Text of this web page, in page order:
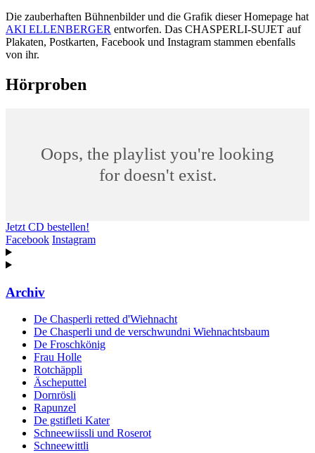
Die zauberhaften Bühnenbilder und die Grafik dieser Homepage hat
AKI ELLENBERGER entworfen. Das CHASPERLI-SUJET auf
Plakaten, Postkarten, Facebook und Instagram stammen ebenfalls
von ihr.
Hörproben
Oops, the playlist you're looking
for doesn't exist.
Jetzt CD bestellen!
Facebook Instagram
Archiv
De Chasperli retted d'Wiehnacht
De Chasperli und de verschwundni Wiehnachtsbaum
De Froschkönig
Frau Holle
Rotchäppli
Äscheputtel
Dornrösli
Rapunzel
De gstifleti Kater
Schneewiissli und Roserot
Schneewittli